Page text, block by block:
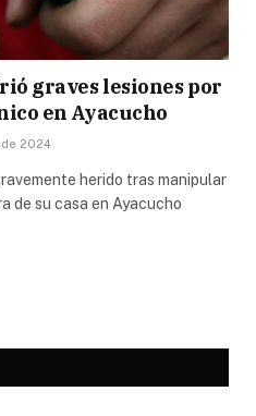
graves lesiones por
en Ayacucho
2024
herido tras manipular
su casa en Ayacucho